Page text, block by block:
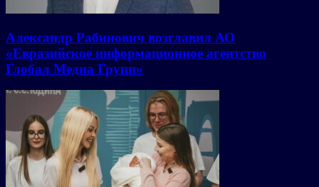
Александр Рабинович возглавил АО
«Евразийское информационное агентство
Глобал Медиа Групп»